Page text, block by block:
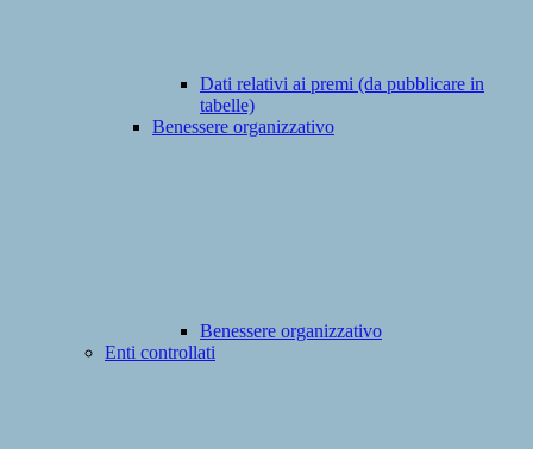
Dati relativi ai premi (da pubblicare in
tabelle)
Benessere organizzativo
Benessere organizzativo
Enti controllati